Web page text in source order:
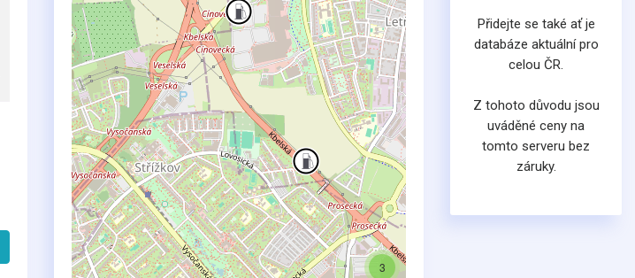
3
Přidejte se také ať je
databáze aktuální pro
celou ČR.
Z tohoto důvodu jsou
uváděné ceny na
tomto serveru bez
záruky.